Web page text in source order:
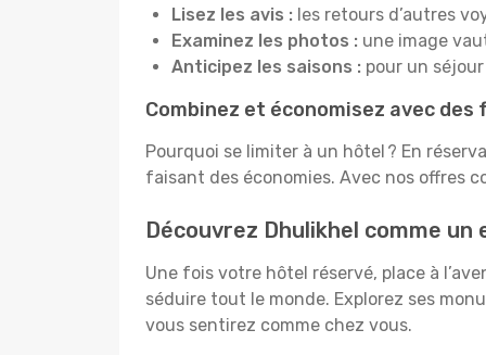
Lisez les avis : les retours d’autres
Examinez les photos : une image
Anticipez les saisons : pour un
Combinez et économisez avec
Pourquoi se limiter à un hôtel ? En
faisant des économies. Avec nos offres
Découvrez Dhulikhel comme un
Une fois votre hôtel réservé, place à
séduire tout le monde. Explorez ses
vous sentirez comme chez vous.